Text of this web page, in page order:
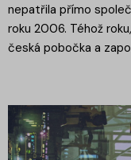
nepatřila přímo
roku 2006. Téhož
česká pobočka a